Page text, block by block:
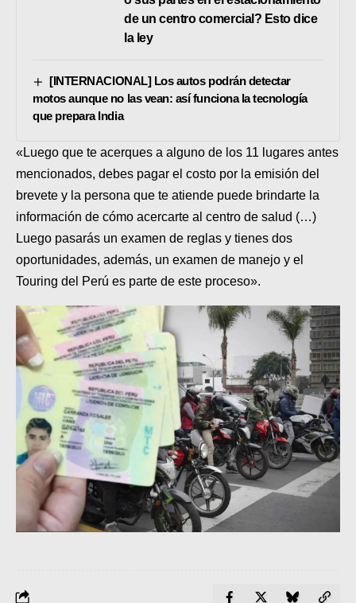
de un centro comercial? Esto dice
la ley
[INTERNACIONAL] Los autos podrán detectar
motos aunque no las vean: así funciona la tecnología
que prepara India
«Luego que te acerques a alguno de los 11 lugares antes
mencionados, debes pagar el costo por la emisión del
brevete y la persona que te atiende puede brindarte la
información de cómo acercarte al centro de salud (…)
Luego pasarás un examen de reglas y tienes dos
oportunidades, además, un examen de manejo y el
Touring del Perú es parte de este proceso».